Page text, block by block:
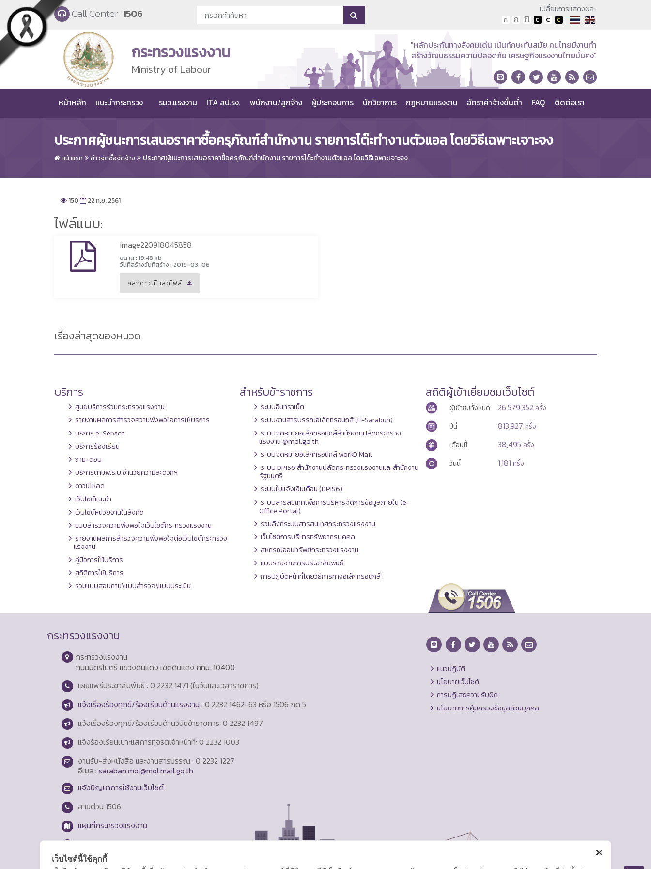
Skip to main content
Call Center 1506 เปลี่ยนการแสดงผล :
กระทรวงแรงงาน
Ministry of Labour
"หลักประกันทางสังคมเด่น เน้นทักษะทันสมัย คนไทยมีงานทำ
สร้างวัฒนธรรมความปลอดภัย เศรษฐกิจแรงงานไทยมั่นคง"
หน้าหลัก แนะนำกระทรวง รมว.แรงงาน ITA สป.รง. พนักงาน/ลูกจ้าง ผู้ประกอบการ นักวิชาการ กฎหมายแรงงาน อัตราค่าจ้างขั้นต่ำ FAQ ติดต่อเรา
ประกาศผู้ชนะการเสนอราคาซื้อครุภัณฑ์สำนักงาน รายการโต๊ะทำงานตัวแอล โดยวิธีเฉพาะเจาะจง
หน้าแรก ข่าวจัดซื้อจัดจ้าง ประกาศผู้ชนะการเสนอราคาซื้อครุภัณฑ์สำนักงาน รายการโต๊ะทำงานตัวแอล โดยวิธีเฉพาะเจาะจง
150 22 ก.ย. 2561
ไฟล์แนบ:
image220918045858
ขนาด : 19.48 kb
วันที่สร้างวันที่สร้าง : 2019-03-06
คลิกดาวน์โหลดไฟล์
เรื่องล่าสุดของหมวด
บริการ
ศูนย์บริการร่วมกระทรวงแรงงาน
รายงานผลการสำรวจความพึงพอใจการให้บริการ
บริการ e-Service
บริการร้องเรียน
ถาม-ตอบ
บริการตามพ.ร.บ.อำนวยความสะดวกฯ
ดาวน์โหลด
เว็บไซต์แนะนำ
เว็บไซต์หน่วยงานในสังกัด
แบบสำรวจความพึงพอใจเว็บไซต์กระทรวงแรงงาน
รายงานผลการสำรวจความพึงพอใจต่อเว็บไซต์กระทรวง
แรงงาน
คู่มือการให้บริการ
สถิติการให้บริการ
รวมแบบสอบถาม\แบบสำรวจ\แบบประเมิน
สำหรับข้าราชการ
ระบบอินทราเน็ต
ระบบงานสารบรรณอิเล็กทรอนิกส์ (E-Sarabun)
ระบบจดหมายอิเล็กทรอนิกส์สำนักงานปลัดกระทรวง
แรงงาน @mol.go.th
ระบบจดหมายอิเล็กทรอนิกส์ workD Mail
ระบบ DPIS6 สำนักงานปลัดกระทรวงแรงงานและสำนักงาน
รัฐมนตรี
ระบบใบแจ้งเงินเดือน (DPIS6)
ระบบสารสนเทศเพื่อการบริหารจัดการข้อมูลภายใน (e-
Office Portal)
รวมลิงก์ระบบสารสนเทศกระทรวงแรงงาน
เว็บไซต์การบริหารทรัพยากรบุคคล
สหกรณ์ออมทรัพย์กระทรวงแรงงาน
แบบรายงานการประชาสัมพันธ์
การปฏิบัติหน้าที่โดยวิธีการทางอิเล็กทรอนิกส์
สถิติผู้เข้าเยี่ยมชมเว็บไซต์
ผู้เข้าชมทั้งหมด 26,579,352 ครั้ง
ปีนี้
813,927 ครั้ง
เดือนนี้
38,495 ครั้ง
วันนี้
1,181 ครั้ง
กระทรวงแรงงาน
กระทรวงแรงงาน
ถนนมิตรไมตรี แขวงดินแดง เขตดินแดง กทม. 10400
เผยแพร่ประชาสัมพันธ์ : 0 2232 1471 (ในวันและเวลาราชการ)
แจ้งเรื่องร้องทุกข์/ร้องเรียนด้านแรงงาน : 0 2232 1462-63 หรือ 1506 กด 5
แจ้งเรื่องร้องทุกข์/ร้องเรียนด้านวินัยข้าราชการ: 0 2232 1497
แจ้งร้องเรียนเบาะแสการทุจริตเจ้าหน้าที่: 0 2232 1003
งานรับ-ส่งหนังสือ และงานสารบรรณ : 0 2232 1227
อีเมล : saraban.mol@mol.mail.go.th
แจ้งปัญหาการใช้งานเว็บไซต์
สายด่วน 1506
แผนที่กระทรวงแรงงาน
Login
แนวปฏิบัติ
นโยบายเว็บไซต์
การปฏิเสธความรับผิด
นโยบายการคุ้มครองข้อมูลส่วนบุคคล
เว็บไซต์นี้ใช้คุกกี้